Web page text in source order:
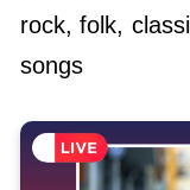
rock, folk,
songs